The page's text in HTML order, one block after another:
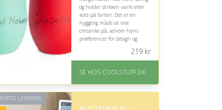
og holder drikken varm eller
kold på farten. Det er en
hyggelig måde at vise
omtanke på, selvom hans
præferencer for design og
På lager
Levering: Standard
219kr
SE HOS COOLSTUFF.DK
LEVERING